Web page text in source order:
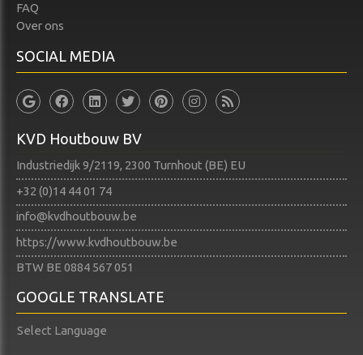
FAQ
Over ons
SOCIAL MEDIA
KVD Houtbouw BV
Industriedijk 9/2119, 2300 Turnhout (BE) EU
+32 (0)14 44 01 74​​​​​​​
info@kvdhoutbouw.be
https://www.kvdhoutbouw.be
BTW BE 0884 567 051
GOOGLE TRANSLATE
Select Language